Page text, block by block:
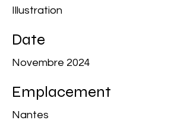
Illustration
Date
Novembre 2024
Emplacement
Nantes